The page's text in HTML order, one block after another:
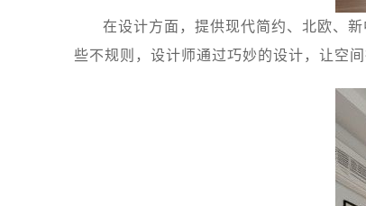
在设计方面，提供现代简约、北欧、
些不规则，设计师通过巧妙的设计，让空